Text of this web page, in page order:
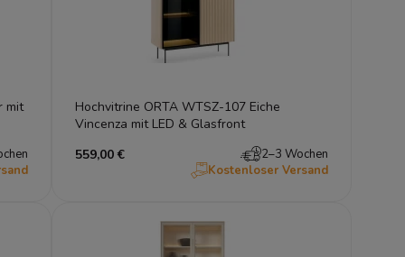
mit
Hochvitrine ORTA WTSZ-107 Eiche
Vincenza mit LED & Glasfront
559,00 €
2–3 Wochen
Kostenloser Versand